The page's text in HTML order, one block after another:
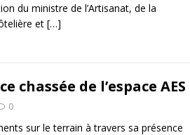
du ministre de l’Artisanat, de la
et […]
chassée de l’espace AES
0
sur le terrain à travers sa présence